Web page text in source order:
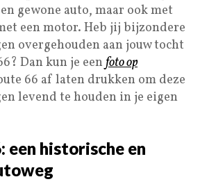
gewone auto, maar ook met
een motor. Heb jij bijzondere
overgehouden aan jouw tocht
Dan kun je een foto op
66 af laten drukken om deze
levend te houden in je eigen
een historische en